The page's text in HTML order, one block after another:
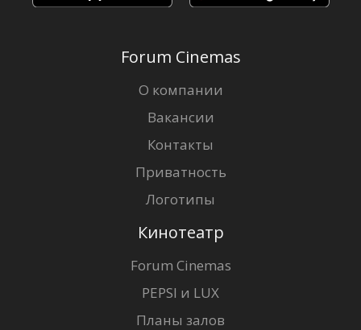
Forum Cinemas
О компании
Вакансии
Контакты
Приватность
Логотипы
Кинотеатр
Forum Cinemas
PEPSI и LUX
Планы залов